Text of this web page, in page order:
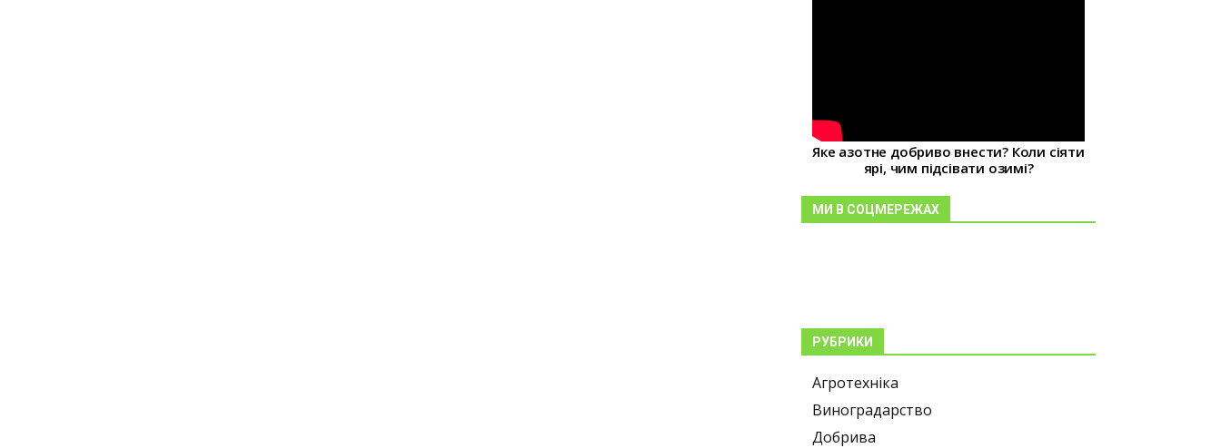
Яке азотне добриво внести? Коли сіяти
ярі, чим підсівати озимі?
МИ В СОЦМЕРЕЖАХ
РУБРИКИ
Агротехніка
Виноградарство
Добрива